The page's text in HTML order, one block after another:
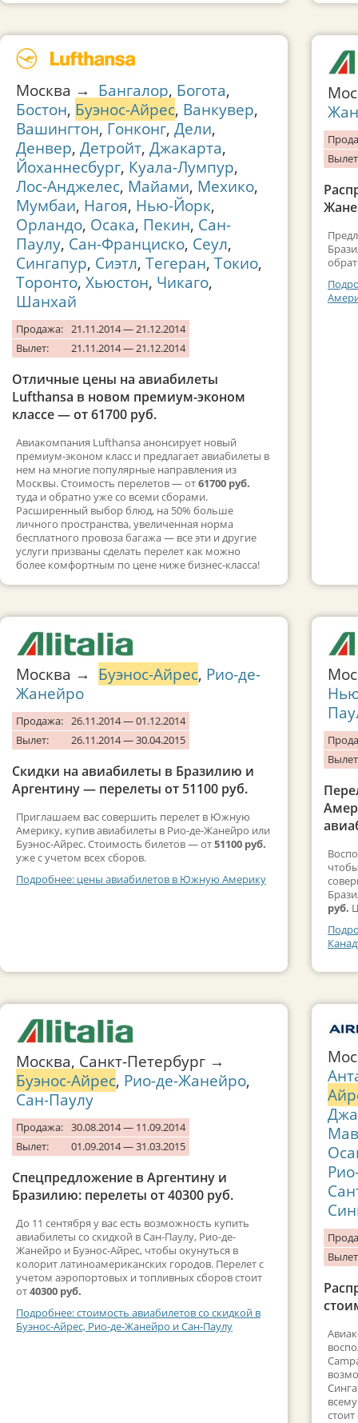
Москва → Бангалор, Богота,
Бостон, Буэнос-Айрес, Ванкувер,
Вашингтон, Гонконг, Дели,
Денвер, Детройт, Джакарта,
Йоханнесбург, Куала-Лумпур,
Лос-Анджелес, Майами, Мехико,
Мумбаи, Нагоя, Нью-Йорк,
Орландо, Осака, Пекин, Сан-
Паулу, Сан-Франциско, Сеул,
Сингапур, Сиэтл, Тегеран, Токио,
Торонто, Хьюстон, Чикаго,
Шанхай
Продажа: 21.11.2014 — 21.12.2014
Вылет:
21.11.2014 — 21.12.2014
Отличные цены на авиабилеты
Lufthansa в новом премиум-эконом
классе — от 61700 руб.
Авиакомпания Lufthansa анонсирует новый
премиум-эконом класс и предлагает авиабилеты в
нем на многие популярные направления из
Москвы. Стоимость перелетов — от61700 руб.
туда и обратно уже со всеми сборами.
Расширенный выбор блюд, на 50% больше
личного пространства, увеличенная норма
бесплатного провоза багажа — все эти и другие
услуги призваны сделать перелет как можно
более комфортным по цене ниже бизнес-класса!
Москва → Буэнос-Айрес, Рио-де-
Жанейро
Продажа: 26.11.2014 — 01.12.2014
Вылет:
26.11.2014 — 30.04.2015
Скидки на авиабилеты в Бразилию и
Аргентину — перелеты от 51100 руб.
Приглашаем вас совершить перелет в Южную
Америку, купив авиабилеты в Рио-де-Жанейро или
Буэнос-Айрес. Стоимость билетов — от51100 руб.
уже с учетом всех сборов.
Подробнее: цены авиабилетов в Южную Америку
Москва, Санкт-Петербург →
Буэнос-Айрес, Рио-де-Жанейро,
Сан-Паулу
Продажа: 30.08.2014 — 11.09.2014
Вылет:
01.09.2014 — 31.03.2015
Спецпредложение в Аргентину и
Бразилию: перелеты от 40300 руб.
До 11 сентября у вас есть возможность купить
авиабилеты со скидкой в Сан-Паулу, Рио-де-
Жанейро и Буэнос-Айрес, чтобы окунуться в
колорит латиноамериканских городов. Перелет с
учетом аэропортовых и топливных сборов стоит
от40300 руб.
Подробнее: стоимость авиабилетов со скидкой в
Буэнос-Айрес, Рио-де-Жанейро и Сан-Паулу
руб.